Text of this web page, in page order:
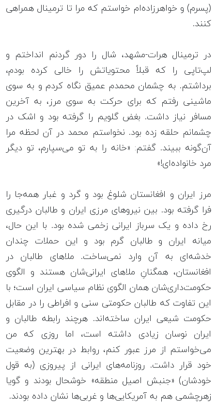
(پسرم) و خواهرزاده‌ام خواستم که مرا تا ترمینال همراهی
کنند.
در ترمینال هرات-مشهد، شال را دور گردنم انداختم و
لپ‌تاپی را که قبلاً محتویاتش را خالی کرده بودم،
برداشتم. به چشمان محمدم عمیق نگاه کردم و به سوی
ماشینی رفتم که برای حرکت به سوی مرز، به آخرین
مسافر نیاز داشت. بغض گلویم را گرفته بود و اشک در
چشمانم حلقه زده بود. نخواستم محمد در آن لحظه مرا
آن‌گونه ببیند. گفتم: «خانه را به تو می‌سپارم، تو دیگر
مرد خانواده‌ای!»
مرز ایران و افغانستان شلوغ بود و گرد و غبار همه‌جا را
فرا گرفته بود. بین نیروهای مرزی ایران و طالبان درگیری
رخ داده و یک سرباز ایرانی زخمی شده بود. با این حال،
میانه‌ ایران و طالبان گرم بود و این حملات چندان
خدشه‌ای به آن وارد نمی‌ساخت. ملاهای طالبان در
افغانستان، همگنانِ ملاهای ایرانی‌شان هستند و الگوی
حکومت‌داری‌شان همان الگوی نظام سیاسی ایران است؛ با
این تفاوت که طالبان حکومتی سنی و افراطی را در مقابل
حکومت شیعی ایران ساخته‌اند. هرچند رابطه‌ طالبان و
ایران نوسان زیادی داشته است، اما روزی که من
می‌خواستم از مرز عبور کنم، روابط در بهترین وضعیت
خود قرار داشت. روزنامه‌های ایرانی از پیروزی (به قول
خودشان) «جنبش اصیل منطقه» خوشحال بودند و گویا
زهرچشمی هم به آمریکایی‌ها و غربی‌ها نشان داده بودند.